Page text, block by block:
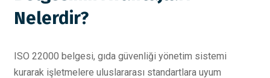
Nelerdir?
ISO 22000 belgesi, gıda güvenliği yönetim sistemi
kurarak işletmelere uluslararası standartlara uyum